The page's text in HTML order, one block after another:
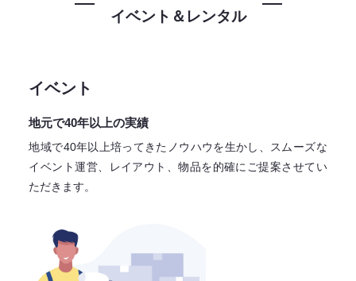
イベント＆レンタル
イベント
地元で40年以上の実績
地域で40年以上培ってきたノウハウを生かし、スムーズな
イベント運営、レイアウト、物品を的確にご提案させてい
ただきます。